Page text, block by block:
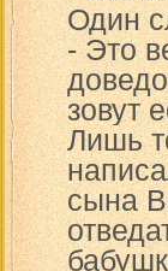
Один
- Это
зовут
Лишь
сына